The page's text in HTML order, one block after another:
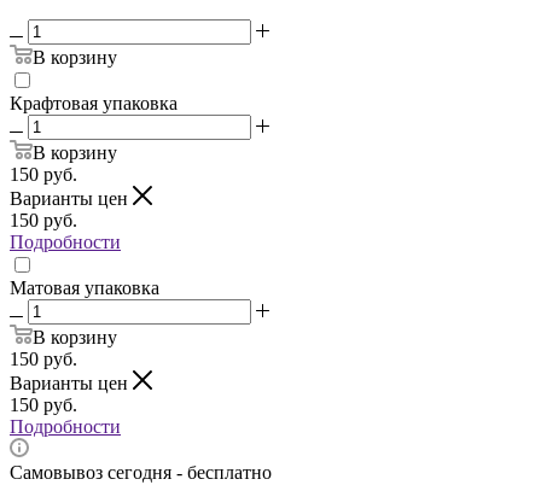
В корзину
Крафтовая упаковка
В корзину
150 руб.
Варианты цен
150 руб.
Подробности
Матовая упаковка
В корзину
150 руб.
Варианты цен
150 руб.
Подробности
Самовывоз сегодня - бесплатно